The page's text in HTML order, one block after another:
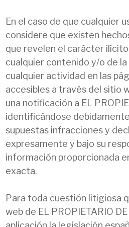
En el caso de que cualquier
considere que existen
que revelen el carácter
cualquier contenido y/o de
cualquier actividad en las
accesibles a través del sitio
una notificación a EL
identificándose
supuestas infracciones y
expresamente y bajo su
información proporcionada
exacta.
Para toda cuestión litigiosa
web de EL PROPIETARIO